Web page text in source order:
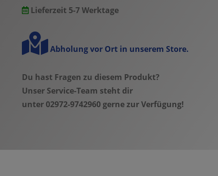
Lieferzeit 5-7 Werktage
Abholung vor Ort in unserem Store.
Du hast Fragen zu diesem Produkt?
Unser Service-Team steht dir
unter 02972-9742960 gerne zur Verfügung!